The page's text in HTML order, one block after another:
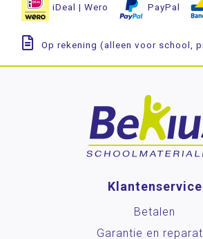
iDeal | Wero PayPal
Op rekening (alleen voor school,
Klantenservice
Betalen
Garantie en